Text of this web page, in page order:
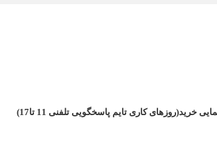
خرید(روزهای کاری تایم پاسخگویی تلفنی 11 تا17)